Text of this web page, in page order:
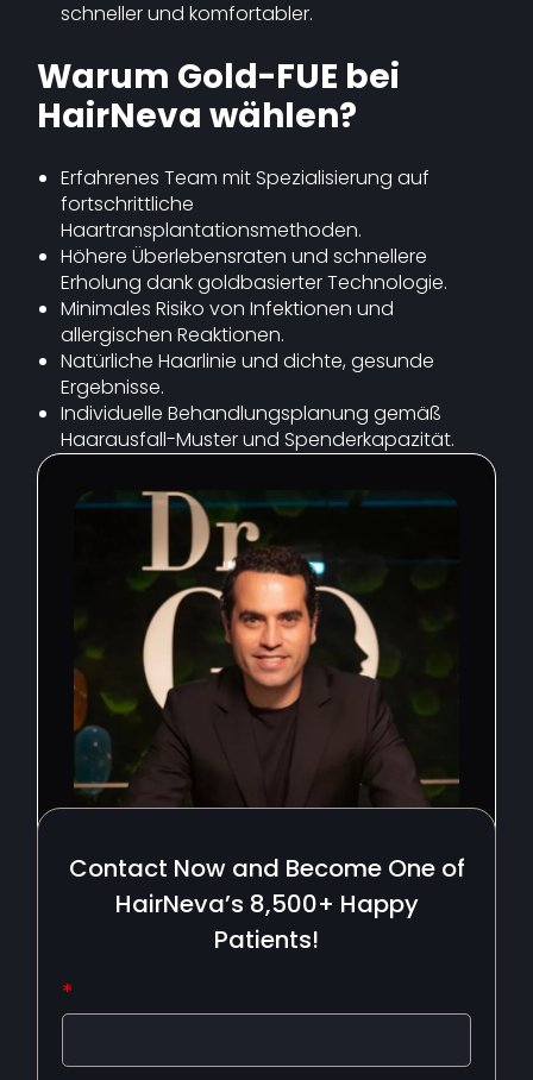
schneller und komfortabler.
Warum Gold-FUE bei
HairNeva wählen?
Erfahrenes Team mit Spezialisierung auf
fortschrittliche
Haartransplantationsmethoden.
Höhere Überlebensraten und schnellere
Erholung dank goldbasierter Technologie.
Minimales Risiko von Infektionen und
allergischen Reaktionen.
Natürliche Haarlinie und dichte, gesunde
Ergebnisse.
Individuelle Behandlungsplanung gemäß
Haarausfall-Muster und Spenderkapazität.
Contact Now and Become One of
HairNeva’s 8,500+ Happy
Patients!
*